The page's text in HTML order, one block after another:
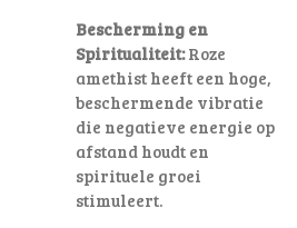
Bescherming en
Spiritualiteit:Roze
amethist heeft een hoge,
beschermende vibratie
die negatieve energie op
afstand houdt en
spirituele groei
stimuleert.